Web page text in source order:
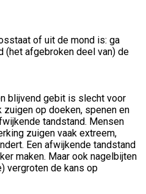
of uit de mond is: ga
(het afgebroken deel van) de
blijvend gebit is slecht voor
zuigen op doeken, spenen en
tandstand. Mensen
zuigen vaak extreem,
Een afwijkende tandstand
maken. Maar ook nagelbijten
vergroten de kans op